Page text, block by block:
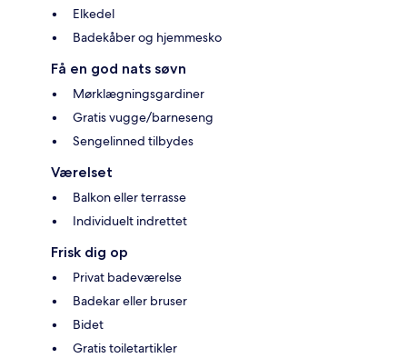
Elkedel
Badekåber og hjemmesko
Få en god nats søvn
Mørklægningsgardiner
Gratis vugge/barneseng
Sengelinned tilbydes
Værelset
Balkon eller terrasse
Individuelt indrettet
Frisk dig op
Privat badeværelse
Badekar eller bruser
Bidet
Gratis toiletartikler